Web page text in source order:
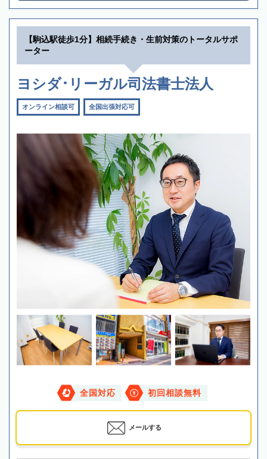
【駒込駅徒歩1分】相続手続き・生前対策のトータルサポ
ーター
ヨシダ･リーガル司法書士法人
オンライン相談可 全国出張対応可
全国対応 初回相談無料
メールする